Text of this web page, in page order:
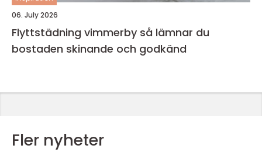
06. July 2026
Flyttstädning vimmerby så lämnar du
bostaden skinande och godkänd
Fler nyheter